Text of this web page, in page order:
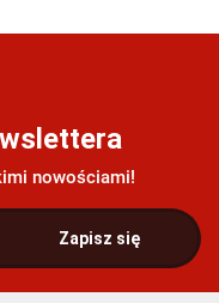
nowościami!